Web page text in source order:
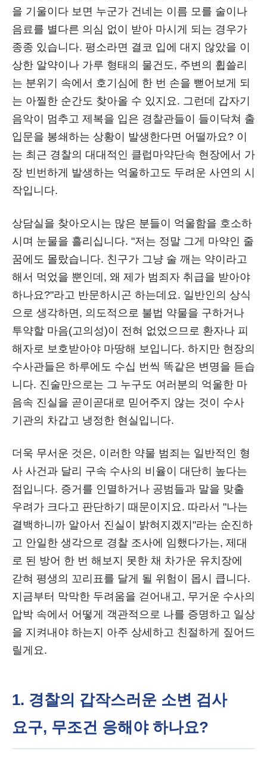
을 기울이다 보면 누군가 건네는 이름 모를 술이나
음료를 별다른 의심 없이 받아 마시게 되는 경우가
종종 있습니다. 평소라면 결코 입에 대지 않았을 이
상한 알약이나 가루 형태의 물건도, 주변의 휩쓸리
는 분위기 속에서 호기심에 한 번 손을 뻗어보게 되
는 아찔한 순간도 찾아올 수 있지요. 그런데 갑자기
음악이 멈추고 제복을 입은 경찰관들이 들이닥쳐 출
입문을 봉쇄하는 상황이 발생한다면 어떨까요? 이
는 최근 경찰의 대대적인 클럽마약단속 현장에서 가
장 빈번하게 발생하는 억울하고도 두려운 사연의 시
작입니다.
상담실을 찾아오시는 많은 분들이 억울함을 호소하
시며 눈물을 흘리십니다. "저는 정말 그게 마약인 줄
꿈에도 몰랐습니다. 친구가 그냥 술 깨는 약이라고
해서 먹었을 뿐인데, 왜 제가 범죄자 취급을 받아야
하나요?"라고 반문하시곤 하는데요. 일반인의 상식
으로 생각하면, 의도적으로 불법 약물을 구하거나
투약할 마음(고의성)이 전혀 없었으므로 환자나 피
해자로 보호받아야 마땅해 보입니다. 하지만 현장의
수사관들은 하루에도 수십 번씩 똑같은 변명을 듣습
니다. 진술만으로는 그 누구도 여러분의 억울한 마
음속 진실을 곧이곧대로 믿어주지 않는 것이 수사
기관의 차갑고 냉정한 현실입니다.
더욱 무서운 것은, 이러한 약물 범죄는 일반적인 형
사 사건과 달리 구속 수사의 비율이 대단히 높다는
점입니다. 증거를 인멸하거나 공범들과 말을 맞출
우려가 크다고 판단하기 때문이지요. 따라서 "나는
결백하니까 알아서 진실이 밝혀지겠지"라는 순진하
고 안일한 생각으로 경찰 조사에 임했다가는, 제대
로 된 방어 한 번 해보지 못한 채 차가운 유치장에
갇혀 평생의 꼬리표를 달게 될 위험이 몹시 큽니다.
지금부터 막막한 두려움을 걷어내고, 무거운 수사의
압박 속에서 어떻게 객관적으로 나를 증명하고 일상
을 지켜내야 하는지 아주 상세하고 친절하게 짚어드
릴게요.
1. 경찰의 갑작스러운 소변 검사
요구, 무조건 응해야 하나요?